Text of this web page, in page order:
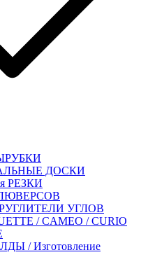
ДОСКИ
РЕЗКИ
УГЛОВ
/ CAMEO / CURIO
/ Изготовление